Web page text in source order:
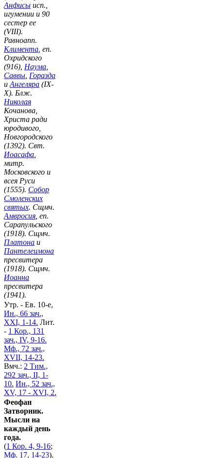
Анфисы исп.,
игумении и 90
сестер ее
(VIII).
Равноапп.
Климента, еп.
Охридского
(916), Наума,
Саввы, Горазда
иАнгеляра (IX-
X). Блж.
Николая
Кочанова,
Христа ради
юродивого,
Новгородского
(1392). Свт.
Иоасафа,
митр.
Московского и
всея Руси
(1555). Собор
Смоленских
святых. Сщмч.
Амвросия, еп.
Сарапульского
(1918). Сщмч.
Платона и
Пантелеимона
пресвитера
(1918). Сщмч.
Иоанна
пресвитера
(1941).
Утр. - Ев. 10-е,
Ин., 66 зач.,
XXI, 1-14. Лит.
- 1 Кор., 131
зач., IV, 9-16.
Мф., 72 зач.,
XVII, 14-23.
Вмч.: 2 Тим.,
292 зач., II, 1-
10. Ин., 52 зач.,
XV, 17 - XVI, 2.
Феофан
Затворник.
Мысли на
каждый день
года.
(1 Кор. 4, 9-16;
Мф. 17, 14-23).